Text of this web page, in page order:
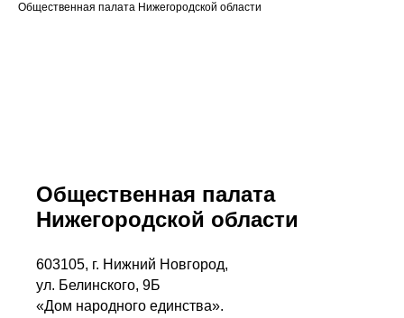
Общественная палата Нижегородской области
Общественная палата
Нижегородской области
603105, г. Нижний Новгород,
ул. Белинского, 9Б
«Дом народного единства».